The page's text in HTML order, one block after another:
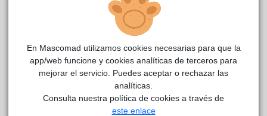
En Mascomad utilizamos cookies necesarias para que la
app/web funcione y cookies analíticas de terceros para
mejorar el servicio. Puedes aceptar o rechazar las
analíticas.
Consulta nuestra política de cookies a través de
este enlace